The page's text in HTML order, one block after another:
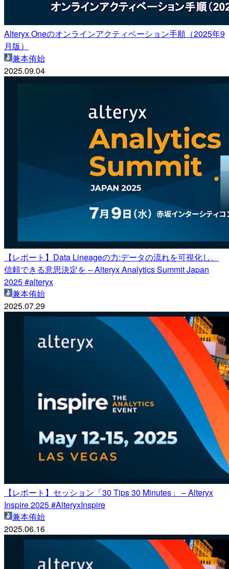
Alteryx Oneのオンラインアクティベーション手順（2025年9
月版）
兼本侑始
2025.09.04
【レポート】Data Lineageの力:データの流れを可視化し、
信頼できる意思決定を – Alteryx Analytics Summit Japan
2025 #alteryx
兼本侑始
2025.07.29
【レポート】セッション「30 Tips 30 Minutes」 – Alteryx
Inspire 2025 #AlteryxInspire
兼本侑始
2025.06.16